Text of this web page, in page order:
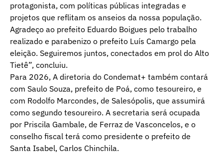
protagonista, com políticas públicas integradas e
projetos que reflitam os anseios da nossa população.
Agradeço ao prefeito Eduardo Boigues pelo trabalho
realizado e parabenizo o prefeito Luís Camargo pela
eleição. Seguiremos juntos, conectados em prol do Alto
Tietê”, concluiu.
Para 2026, A diretoria do Condemat+ também contará
com Saulo Souza, prefeito de Poá, como tesoureiro, e
com Rodolfo Marcondes, de Salesópolis, que assumirá
como segundo tesoureiro. A secretaria será ocupada
por Priscila Gambale, de Ferraz de Vasconcelos, e o
conselho fiscal terá como presidente o prefeito de
Santa Isabel, Carlos Chinchila.